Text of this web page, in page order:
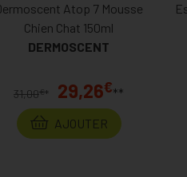
Atop 7 Mousse
Chien Chat 150ml
DERMOSCENT
31,00€* 29,26€**
AJOUTER